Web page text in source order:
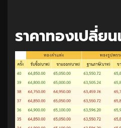
ราคาทองเปลี่ย